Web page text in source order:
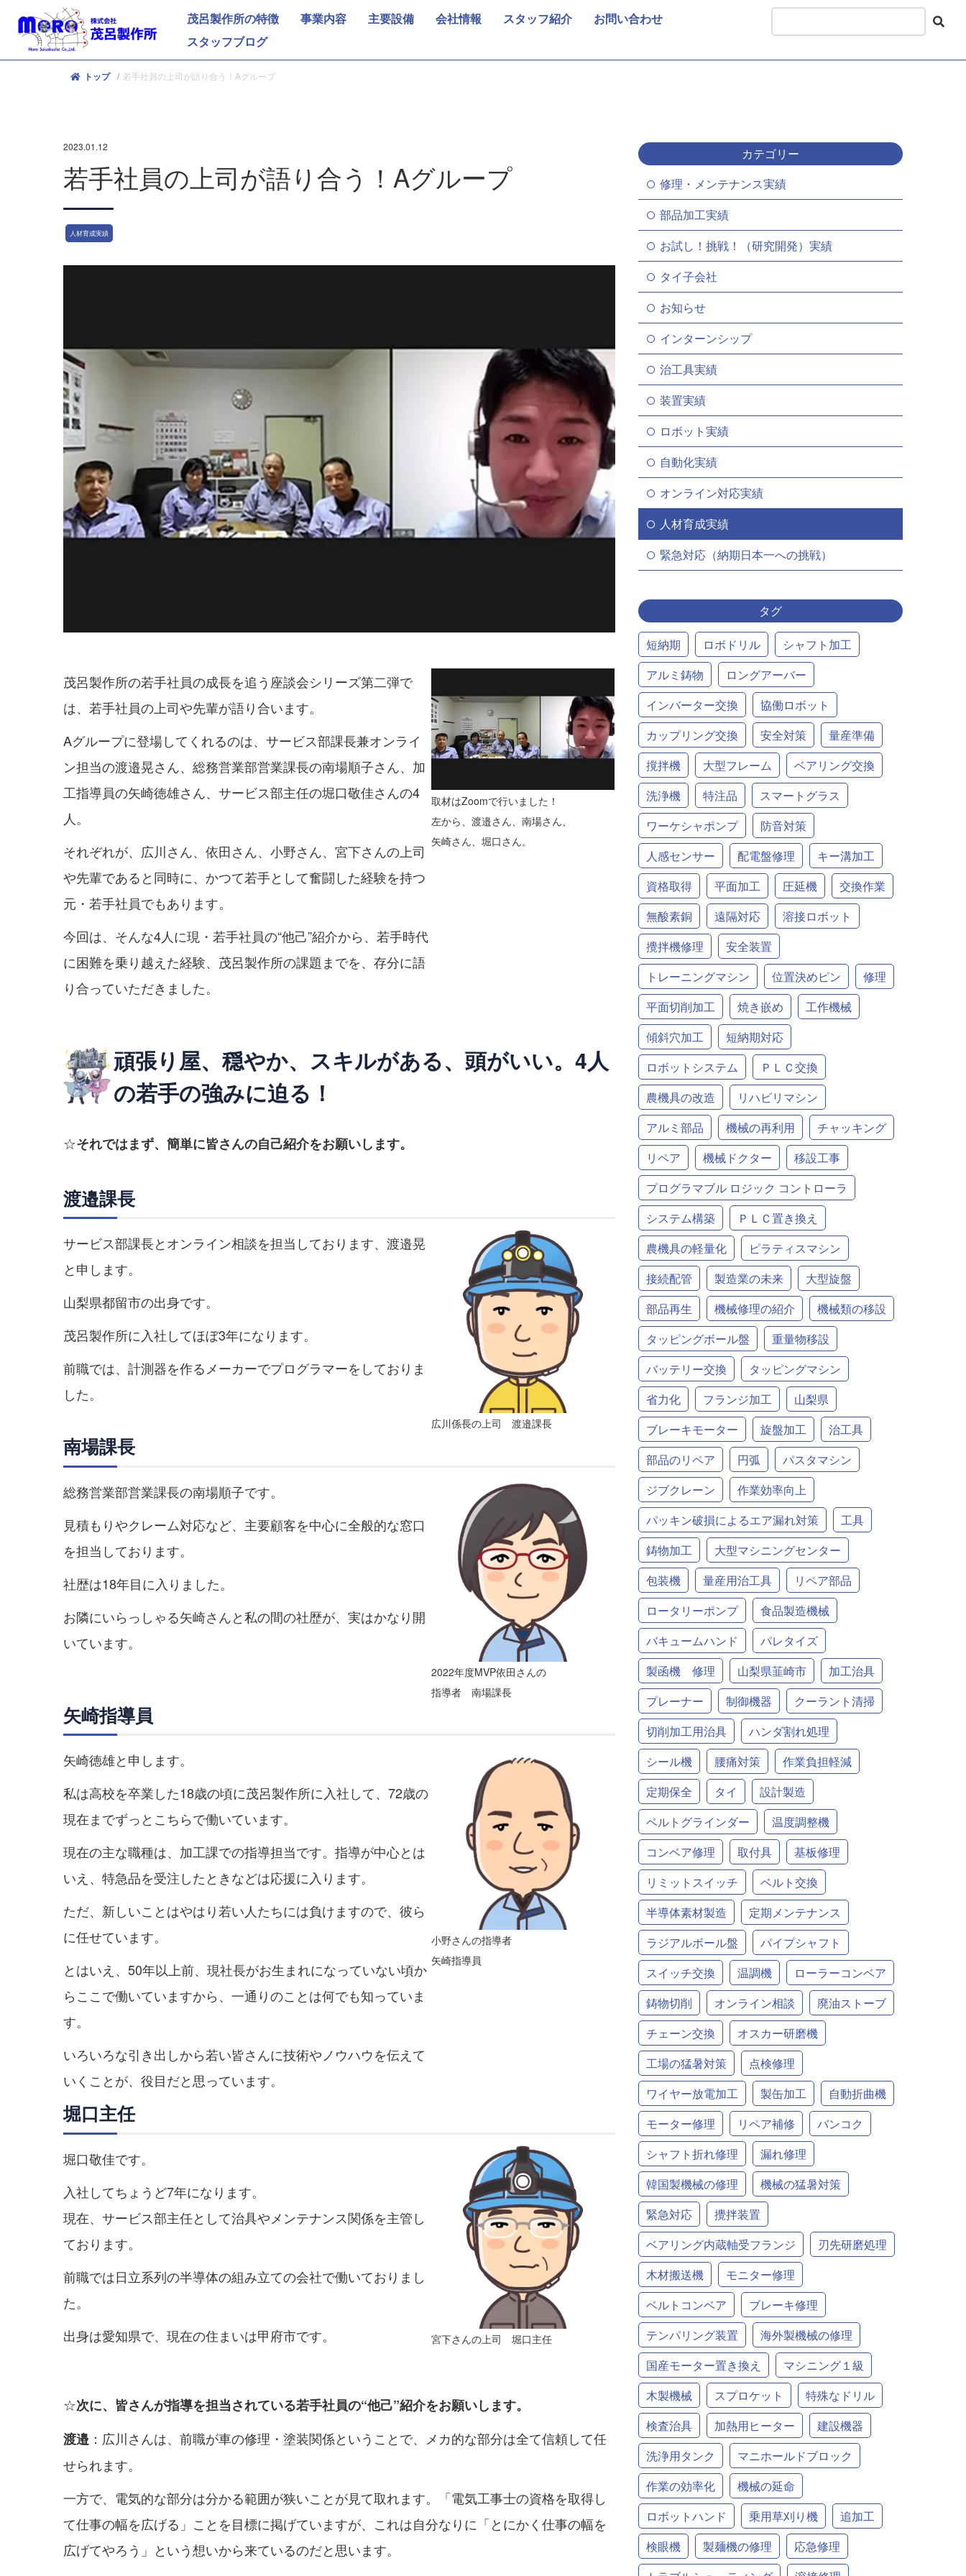
茂呂製作所の特徴 事業内容 主要設備 会社情報 スタッフ紹介
お問い合わせ
スタッフブログ
トップ 若⼿社員の上司が語り合う！Aグループ
2023.01.12
若⼿社員の上司が語り合う！Aグループ
人材育成実績
茂呂製作所の若手社員の成長を追う座談会シリーズ第二弾で
は、若手社員の上司や先輩が語り合います。
Aグループに登場してくれるのは、サービス部課長兼オンライ
ン担当の渡邉晃さん、総務営業部営業課長の南場順子さん、加
工指導員の矢崎徳雄さん、サービス部主任の堀口敬佳さんの4
人。
それぞれが、広川さん、依田さん、小野さん、宮下さんの上司
や先輩であると同時に、かつて若手として奮闘した経験を持つ
元・若手社員でもあります。
今回は、そんな4人に現・若手社員の“他己”紹介から、若手時代
に困難を乗り越えた経験、茂呂製作所の課題までを、存分に語
り合っていただきました。
取材はZoomで行いました！
左から、渡邉さん、南場さん、
矢崎さん、堀口さん。
頑張り屋、穏やか、スキルがある、頭がいい。4人
の若手の強みに迫る！
☆それではまず、簡単に皆さんの自己紹介をお願いします。
渡邉課長
サービス部課長とオンライン相談を担当しております、渡邉晃
と申します。
山梨県都留市の出身です。
茂呂製作所に入社してほぼ3年になります。
前職では、計測器を作るメーカーでプログラマーをしておりま
した。
広川係長の上司 渡邉課長
南場課長
総務営業部営業課長の南場順子です。
見積もりやクレーム対応など、主要顧客を中心に全般的な窓口
を担当しております。
社歴は18年目に入りました。
お隣にいらっしゃる矢崎さんと私の間の社歴が、実はかなり開
いています。
2022年度MVP依田さんの
指導者 南場課長
矢崎指導員
矢崎徳雄と申します。
私は高校を卒業した18歳の頃に茂呂製作所に入社して、72歳の
現在までずっとこちらで働いています。
現在の主な職種は、加工課での指導担当です。指導が中心とは
いえ、特急品を受注したときなどは応援に入ります。
ただ、新しいことはやはり若い人たちには負けますので、彼ら
に任せています。
とはいえ、50年以上前、現社長がお生まれになっていない頃か
らここで働いていますから、一通りのことは何でも知っていま
す。
いろいろな引き出しから若い皆さんに技術やノウハウを伝えて
いくことが、役目だと思っています。
小野さんの指導者
矢崎指導員
堀口主任
堀口敬佳です。
入社してちょうど7年になります。
現在、サービス部主任として治具やメンテナンス関係を主管し
ております。
前職では日立系列の半導体の組み立ての会社で働いておりまし
た。
出身は愛知県で、現在の住まいは甲府市です。
宮下さんの上司 堀口主任
☆次に、皆さんが指導を担当されている若手社員の“他己”紹介をお願いします。
渡邉 ：広川さんは、前職が車の修理・塗装関係ということで、メカ的な部分は全て信頼して任
せられます。
一方で、電気的な部分は分かる範囲が狭いことが見て取れます。「電気工事士の資格を取得し
て仕事の幅を広げる」ことを目標に掲げていますが、これは自分なりに「とにかく仕事の幅を
広げてやろう」という想いから来ているのだと思います。
カテゴリー
修理・メンテナンス実績
部品加工実績
お試し！挑戦！（研究開発）実績
タイ子会社
お知らせ
インターンシップ
治工具実績
装置実績
ロボット実績
自動化実績
オンライン対応実績
人材育成実績
緊急対応（納期日本一への挑戦）
タグ
短納期 ロボドリル
シャフト加工
アルミ鋳物
ロングアーバー
インバーター交換
協働ロボット
カップリング交換
安全対策
量産準備
撹拌機
大型フレーム
ベアリング交換
洗浄機
特注品
スマートグラス
ワーケシャポンプ
防音対策
人感センサー
配電盤修理
キー溝加工
資格取得
平面加工 圧延機
交換作業
無酸素銅
遠隔対応
溶接ロボット
攪拌機修理
安全装置
トレーニングマシン
位置決めピン
修理
平面切削加工
焼き嵌め
工作機械
傾斜穴加工
短納期対応
ロボットシステム
ＰＬＣ交換
農機具の改造
リハビリマシン
アルミ部品
機械の再利用
チャッキング
リペア
機械ドクター
移設工事
プログラマブル ロジック コントローラ
システム構築
ＰＬＣ置き換え
農機具の軽量化
ピラティスマシン
接続配管
製造業の未来
大型旋盤
部品再生
機械修理の紹介
機械類の移設
タッピングボール盤
重量物移設
バッテリー交換
タッピングマシン
省力化
フランジ加工
山梨県
ブレーキモーター
旋盤加工
治工具
部品のリペア
円弧
パスタマシン
ジブクレーン
作業効率向上
パッキン破損によるエア漏れ対策
工具
鋳物加工
大型マシニングセンター
包装機
量産用治工具
リペア部品
ロータリーポンプ
食品製造機械
バキュームハンド
パレタイズ
製函機 修理
山梨県韮崎市
加工治具
プレーナー
制御機器
クーラント清掃
切削加工用治具
ハンダ割れ処理
シール機
腰痛対策
作業負担軽減
定期保全
タイ
設計製造
ベルトグラインダー
温度調整機
コンベア修理
取付具
基板修理
リミットスイッチ
ベルト交換
半導体素材製造
定期メンテナンス
ラジアルボール盤
パイプシャフト
スイッチ交換
温調機
ローラーコンベア
鋳物切削
オンライン相談
廃油ストーブ
チェーン交換
オスカー研磨機
工場の猛暑対策
点検修理
ワイヤー放電加工
製缶加工
自動折曲機
モーター修理
リペア補修
バンコク
シャフト折れ修理
漏れ修理
韓国製機械の修理
機械の猛暑対策
緊急対応
攪拌装置
ベアリング内蔵軸受フランジ
刃先研磨処理
木材搬送機
モニター修理
ベルトコンベア
ブレーキ修理
テンパリング装置
海外製機械の修理
国産モーター置き換え
マシニング１級
木製機械
スプロケット
特殊なドリル
検査治具
加熱用ヒーター
建設機器
洗浄用タンク
マニホールドブロック
作業の効率化
機械の延命
ロボットハンド
乗用草刈り機
追加工
検眼機
製麺機の修理
応急修理